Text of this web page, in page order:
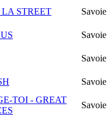
STREET
TOI - GREAT